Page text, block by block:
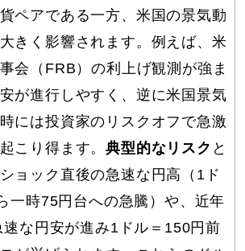
ペアである一方、米国の景気動
きく影響されます。例えば、米
会（FRB）の利上げ観測が強ま
が進行しやすく、逆に米国景気
には投資家のリスクオフで急激
こり得ます。典型的なリスク と
ョック直後の急速な円高（1ド
一時75円台への急騰）や、近年
な円安が進み1ドル＝150円前